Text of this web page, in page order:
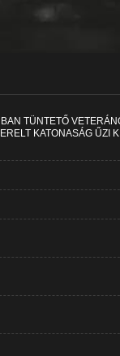
TÜNTETŐ
KATONASÁG ŰZI